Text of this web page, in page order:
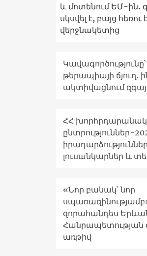
և մոտենում ԵՄ-ին.
սկսվել է, բայց հեռու է
վերջնակետից
թերապիայի ճյուղ․
ակտիվացնում
ՀՀ
ընտրություններ-
լուսանկարներ և
«Նոր բանակ՝ նոր
զորահանդես
Հանրապետության
առթիվ